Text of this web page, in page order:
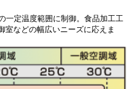
一定温度範囲に制御。食品加工工
室などの幅広いニーズに応えま